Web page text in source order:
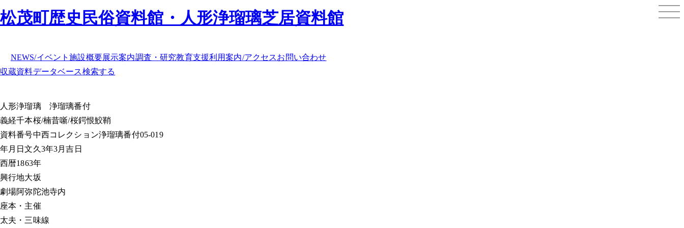
松茂町歴史民俗資料館・人形浄瑠璃芝居資料館
NEWS/イベント施設概要展示案内調査・研究教育支援利用案内/アクセスお問い合わせ
収蔵資料データベース検索する
人形浄瑠璃浄瑠璃番付
義経千本桜/楠昔噺/桜鍔恨鮫鞘
資料番号中西コレクション浄瑠璃番付05-019
年月日文久3年3月吉日
西暦1863年
興行地大坂
劇場阿弥陀池寺内
座本・主催
太夫・三味線